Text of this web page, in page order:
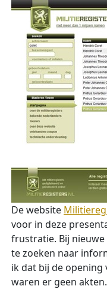
De website
voor in deze
frustratie. Bij
te zoeken naar
ik dat bij de
waren er geen